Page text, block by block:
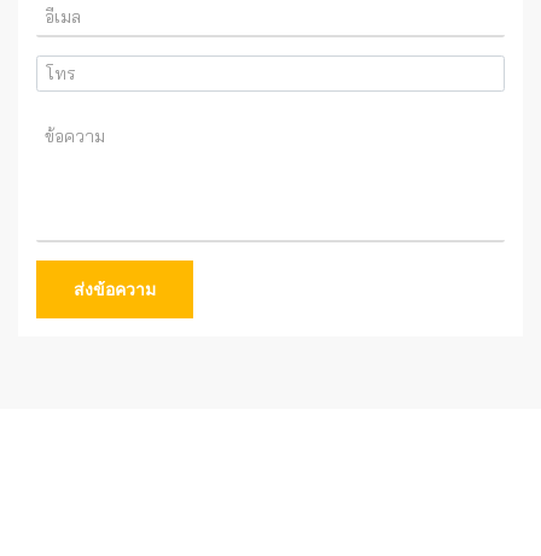
ส่งข้อความ